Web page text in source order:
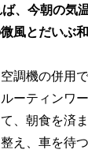
、今朝の気
風とだいぶ
調機の併用
ーティンワ
、朝食を済ま
え、車を待